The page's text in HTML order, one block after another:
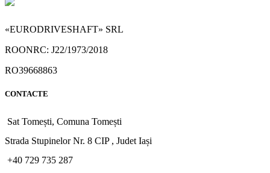
«EURODRIVESHAFT» SRL
ROONRC: J22/1973/2018
RO39668863
CONTACTE
Sat Tomești, Comuna Tomești
Strada Stupinelor Nr. 8 CIP , Judet Iași
+40 729 735 287